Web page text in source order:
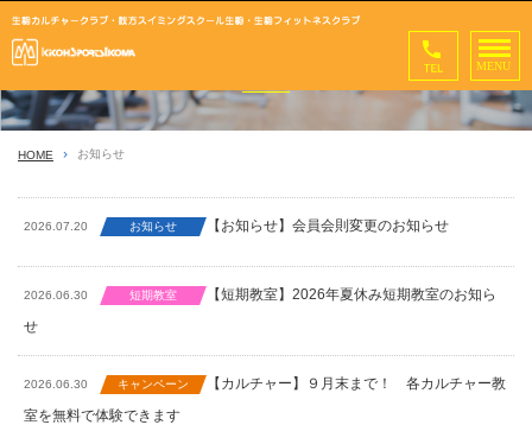
HOME お知らせ
2026.07.20 お知らせ 【お知らせ】会員会則変更のお知らせ
2026.06.30 短期教室
【短期教室】2026年夏休み短期教室のお知ら
せ
2026.06.30 キャンペーン
【カルチャー】９月末まで！ 各カルチャー教
室を無料で体験できます